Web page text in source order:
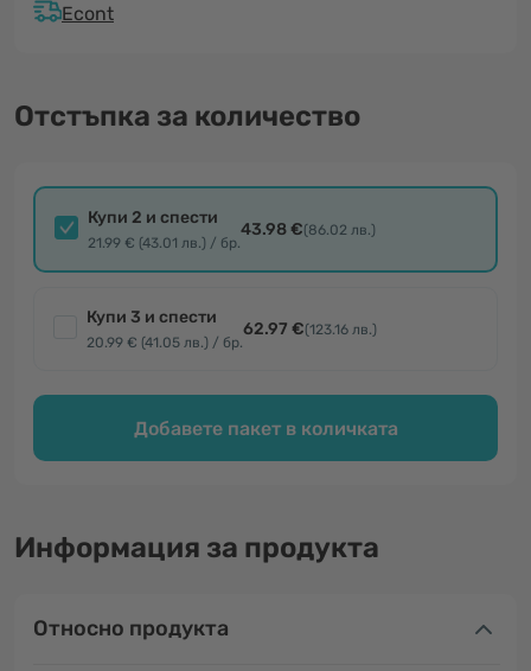
Econt
Отстъпка за количество
Купи 2 и спести
21.99 € (43.01 лв.) / бр.
43.98 €(86.02 лв.)
Купи 3 и спести
20.99 € (41.05 лв.) / бр.
62.97 €(123.16 лв.)
Добавете пакет в количката
Информация за продукта
Относно продукта